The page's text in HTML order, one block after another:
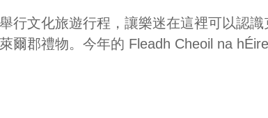
行文化旅遊行程，讓樂迷在這裡可以認
爾郡禮物。今年的 Fleadh Cheoil na hÉ